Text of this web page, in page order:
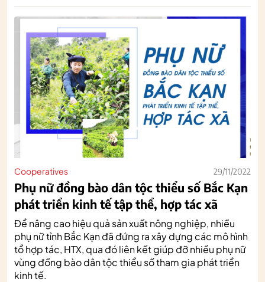
Cooperatives 29/11/2022
Phụ nữ đồng bào dân tộc thiểu số Bắc Kạn
phát triển kinh tế tập thể, hợp tác xã
Để nâng cao hiệu quả sản xuất nông nghiệp, nhiều
phụ nữ tỉnh Bắc Kạn đã đứng ra xây dựng các mô hình
tổ hợp tác, HTX, qua đó liên kết giúp đỡ nhiều phụ nữ
vùng đồng bào dân tộc thiểu số tham gia phát triển
kinh tế.